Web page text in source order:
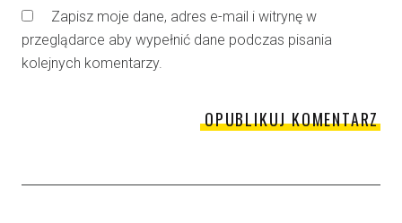
Zapisz moje dane, adres e-mail i witrynę w
przeglądarce aby wypełnić dane podczas pisania
kolejnych komentarzy.